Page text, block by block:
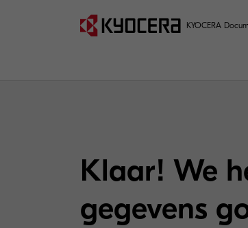
KYOCERA
Klaar! We
gegevens